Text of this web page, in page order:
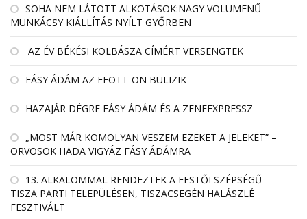
SOHA NEM LÁTOTT ALKOTÁSOK:NAGY VOLUMENŰ
MUNKÁCSY KIÁLLÍTÁS NYÍLT GYŐRBEN
AZ ÉV BÉKÉSI KOLBÁSZA CÍMÉRT VERSENGTEK
FÁSY ÁDÁM AZ EFOTT-ON BULIZIK
HAZAJÁR DÉGRE FÁSY ÁDÁM ÉS A ZENEEXPRESSZ
„MOST MÁR KOMOLYAN VESZEM EZEKET A JELEKET” –
ORVOSOK HADA VIGYÁZ FÁSY ÁDÁMRA
13. ALKALOMMAL RENDEZTEK A FESTŐI SZÉPSÉGŰ
TISZA PARTI TELEPÜLÉSEN, TISZACSEGÉN HALÁSZLÉ
FESZTIVÁLT